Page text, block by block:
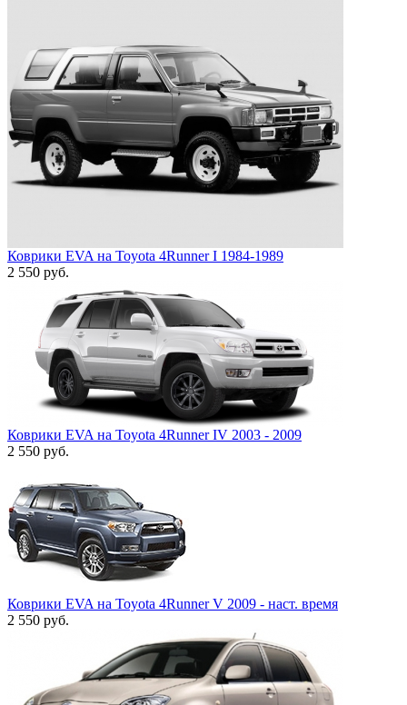
Коврики EVA на Toyota 4Runner I 1984-1989
2 550 руб.
Коврики EVA на Toyota 4Runner IV 2003 - 2009
2 550 руб.
Коврики EVA на Toyota 4Runner V 2009 - наст. время
2 550 руб.